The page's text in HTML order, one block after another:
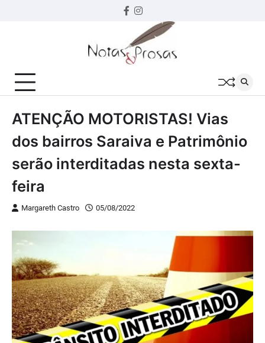
Facebook
instagram
ATENÇÃO MOTORISTAS! Vias
dos bairros Saraiva e Patrimônio
serão interditadas nesta sexta-
feira
Margareth Castro 05/08/2022